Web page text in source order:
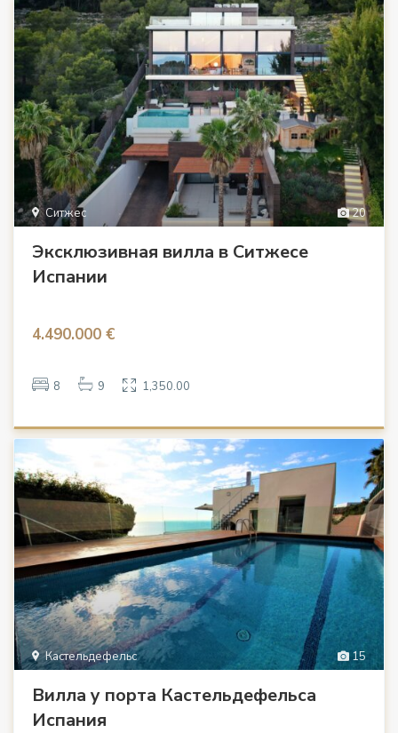
20
Ситжес
Эксклюзивная вилла в Ситжесе
Испании
4.490.000 €
8 9 1,350.00
15
Кастельдефельс
Вилла у порта Кастельдефельса
Испания